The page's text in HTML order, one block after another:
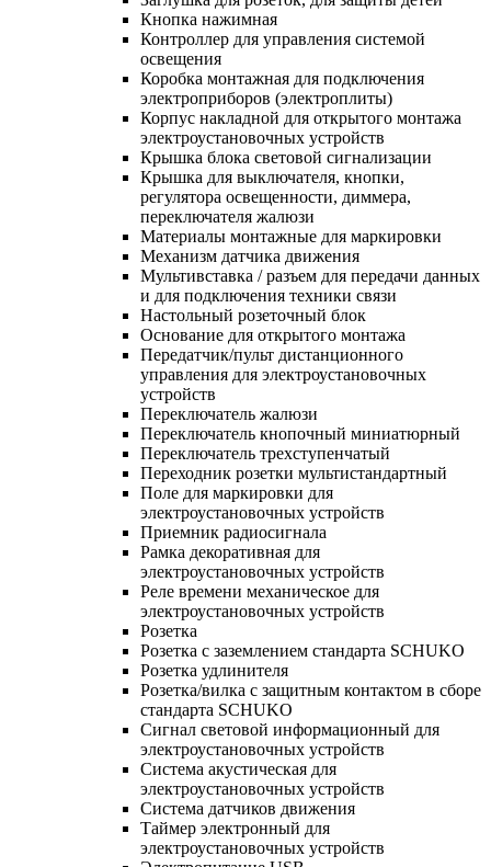
Кнопка нажимная
Контроллер для управления системой
освещения
Коробка монтажная для подключения
электроприборов (электроплиты)
Корпус накладной для открытого монтажа
электроустановочных устройств
Крышка блока световой сигнализации
Крышка для выключателя, кнопки,
регулятора освещенности, диммера,
переключателя жалюзи
Материалы монтажные для маркировки
Механизм датчика движения
Мультивставка / разъем для передачи данных
и для подключения техники связи
Настольный розеточный блок
Основание для открытого монтажа
Передатчик/пульт дистанционного
управления для электроустановочных
устройств
Переключатель жалюзи
Переключатель кнопочный миниатюрный
Переключатель трехступенчатый
Переходник розетки мультистандартный
Поле для маркировки для
электроустановочных устройств
Приемник радиосигнала
Рамка декоративная для
электроустановочных устройств
Реле времени механическое для
электроустановочных устройств
Розетка
Розетка с заземлением стандарта SCHUKO
Розетка удлинителя
Розетка/вилка с защитным контактом в сборе
стандарта SCHUKO
Сигнал световой информационный для
электроустановочных устройств
Система акустическая для
электроустановочных устройств
Система датчиков движения
Таймер электронный для
электроустановочных устройств